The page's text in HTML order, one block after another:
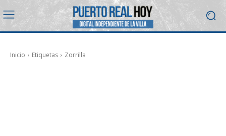
Inicio Etiquetas Zorrilla